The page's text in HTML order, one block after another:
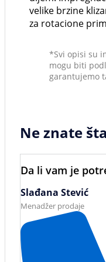
velike brzine
za rotacione
*Svi opisi su
mogu biti
garantujemo
Ne znate
Da li vam je
Slađana Stević
Menadžer prodaje